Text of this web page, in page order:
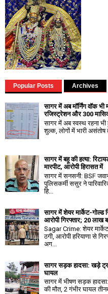
Popular Posts Archives
सागर में अब मॉर्निंग वॉक
रजिस्ट्रेशन और ₹300
सागर में अब स्वस्थ रहना
शुल्क, लोगों में भारी असंतोष
सागर में बहू की हत्या:
मारपीट, आरोपी हिरासत में
सागर में सनसनी: BSF जवान
पुलिसकर्मी ससुर ने
हि...
सागर में शेयर मार्केट-गोल्ड
आरोपी गिरफ्तार; 20 लाख
Sagar Crime: शेयर
ठगी, आरोपी हरियाणा से
अग...
सागर सड़क हादसा: खड़े
घायल
सागर में भीषण सड़क
की मौत, 2 गंभीर घायल